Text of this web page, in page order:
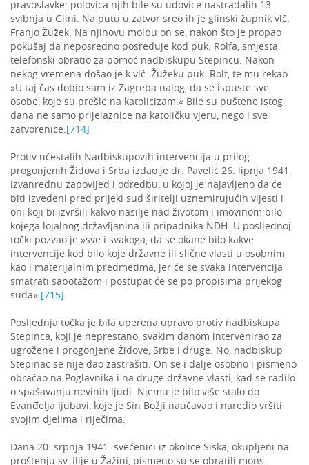
pravoslavke: polovica njih bile su udovice nastradalih 13.
svibnja u Glini. Na putu u zatvor sreo ih je glinski župnik vlč.
Franjo Žužek. Na njihovu molbu on se, nakon što je propao
pokušaj da neposredno posreduje kod puk. Rolfa, smjesta
telefonski obratio za pomoć nadbiskupu Stepincu. Nakon
nekog vremena došao je k vlč. Žužeku puk. Rolf, te mu rekao:
»U taj čas dobio sam iz Zagreba nalog, da se ispuste sve
osobe, koje su prešle na katolicizam.« Bile su puštene istog
dana ne samo prijelaznice na katoličku vjeru, nego i sve
zatvorenice. [714]
Protiv učestalih Nadbiskupovih intervencija u prilog
progonjenih Židova i Srba izdao je dr. Pavelić 26. lipnja 1941.
izvanrednu zapovijed i odredbu, u kojoj je najavljeno da će
biti izvedeni pred prijeki sud širitelji uznemirujućih vijesti i
oni koji bi izvršili kakvo nasilje nad životom i imovinom bilo
kojega lojalnog državljanina ili pripadnika NDH. U posljednoj
točki pozvao je »sve i svakoga, da se okane bilo kakve
intervencije kod bilo koje državne ili slične vlasti u osobnim
kao i materijalnim predmetima, jer će se svaka intervencija
smatrati sabotažom i postupat će se po propisima prijekog
suda«. [715]
Posljednja točka je bila uperena upravo protiv nadbiskupa
Stepinca, koji je neprestano, svakim danom intervenirao za
ugrožene i progonjene Židove, Srbe i druge. No, nadbiskup
Stepinac se nije dao zastrašiti. On se i dalje osobno i pismeno
obraćao na Poglavnika i na druge državne vlasti, kad se radilo
o spašavanju nevinih ljudi. Njemu je bilo više stalo do
Evanđelja ljubavi, koje je Sin Božji naučavao i naredio vršiti
svojim djelima i riječima.
Dana 20. srpnja 1941. svećenici iz okolice Siska, okupljeni na
proštenju sv. Ilije u Žažini, pismeno su se obratili mons.